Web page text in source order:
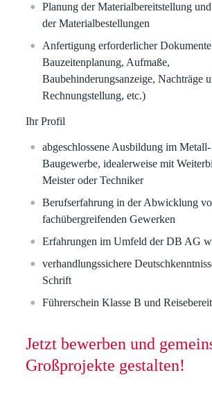
Planung der Materialbereitstellung
der Materialbestellungen
Anfertigung erforderlicher
Bauzeitenplanung, Aufmaße,
Baubehinderungsanzeige, Nachträge
Rechnungstellung, etc.)
Ihr Profil
abgeschlossene Ausbildung im
Baugewerbe, idealerweise mit
Meister oder Techniker
Berufserfahrung in der Abwicklung
fachübergreifenden Gewerken
Erfahrungen im Umfeld der DB AG
verhandlungssichere
Schrift
Führerschein Klasse B und
Jetzt bewerben und
Großprojekte gestalten!